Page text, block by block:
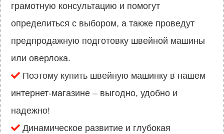
грамотную консультацию и помогут
определиться с выбором, а также проведут
предпродажную подготовку швейной машины
или оверлока.
Поэтому купить швейную машинку в нашем
интернет-магазине – выгодно, удобно и
надежно!
Динамическое развитие и глубокая